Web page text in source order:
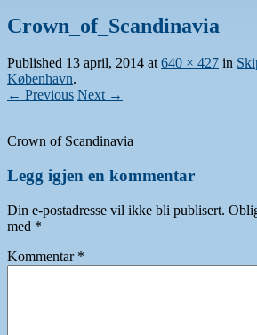
Crown_of_Scandinavia
Published 13 april, 2014 at640 × 427 in
København.
← Previous Next →
Crown of Scandinavia
Legg igjen en kommentar
Din e-postadresse vil ikke bli publisert.
med *
Kommentar *